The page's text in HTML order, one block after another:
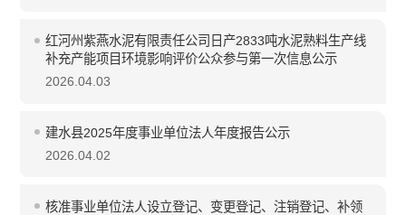
红河州紫燕水泥有限责任公司日产2833吨水泥熟料生产线
补充产能项目环境影响评价公众参与第一次信息公示
2026.04.03
建水县2025年度事业单位法人年度报告公示
2026.04.02
核准事业单位法人设立登记、变更登记、注销登记、补领